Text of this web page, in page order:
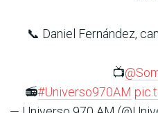
📞 Daniel Fernández,
📺
📻#Universo970AM